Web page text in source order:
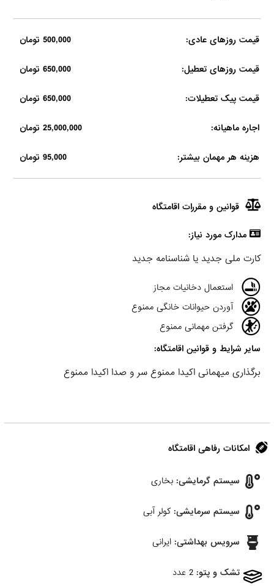
قیمت روزهای عادی: 500,000 تومان
قیمت روزهای تعطیل: 650,000 تومان
قیمت پیک تعطیلات: 650,000 تومان
اجاره ماهیانه: 25,000,000 تومان
هزینه هر مهمان بیشتر: 95,000 تومان
قوانین و مقررات اقامتگاه
مدارک مورد نیاز:
کارت ملی جدید یا شناسنامه جدید
استعمال دخانیات مجاز
آوردن حیوانات خانگی ممنوع
گرفتن مهمانی ممنوع
سایر شرایط و قوانین اقامتگاه:
برگذاری میهمانی اکیدا ممنوع سر و صدا اکیدا ممنوع
امکانات رفاهی اقامتگاه
سیستم گرمایشی: بخاری
سیستم سرمایشی: کولر آبی
سرویس بهداشتی: ایرانی
تشک و پتو: 2 عدد